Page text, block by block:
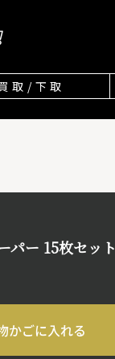
取/下取
パー 15枚セット